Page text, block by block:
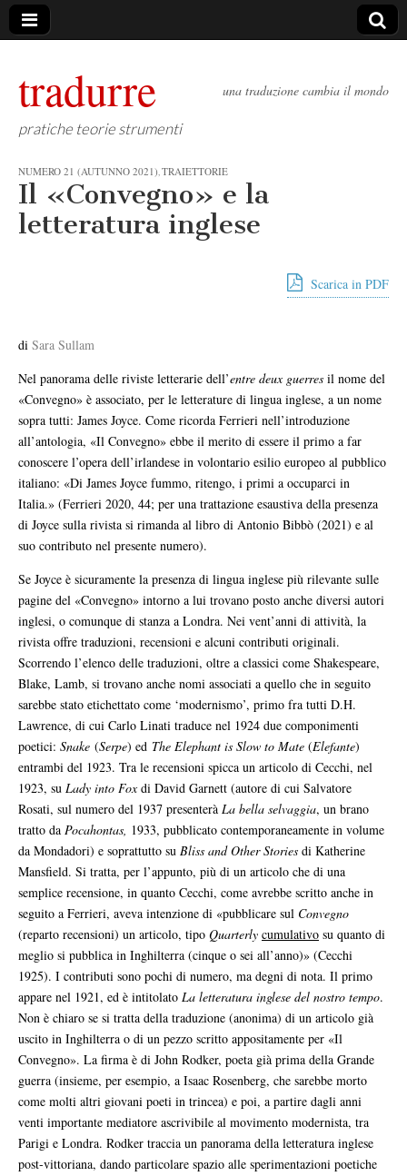
tradurre
pratiche teorie strumenti
una traduzione cambia il mondo
NUMERO 21 (AUTUNNO 2021) TRAIETTORIE
Il «Convegno» e la
letteratura inglese
Scarica in PDF
di Sara Sullam
Nel panorama delle riviste letterarie dell’entre deux guerres il nome del
«Convegno» è associato, per le letterature di lingua inglese, a un nome
sopra tutti: James Joyce. Come ricorda Ferrieri nell’introduzione
all’antologia, «Il Convegno» ebbe il merito di essere il primo a far
conoscere l’opera dell’irlandese in volontario esilio europeo al pubblico
italiano: «Di James Joyce fummo, ritengo, i primi a occuparci in
Italia.» (Ferrieri 2020, 44; per una trattazione esaustiva della presenza
di Joyce sulla rivista si rimanda al libro di Antonio Bibbò (2021) e al
suo contributo nel presente numero).
Se Joyce è sicuramente la presenza di lingua inglese più rilevante sulle
pagine del «Convegno» intorno a lui trovano posto anche diversi autori
inglesi, o comunque di stanza a Londra. Nei vent’anni di attività, la
rivista offre traduzioni, recensioni e alcuni contributi originali.
Scorrendo l’elenco delle traduzioni, oltre a classici come Shakespeare,
Blake, Lamb, si trovano anche nomi associati a quello che in seguito
sarebbe stato etichettato come ‘modernismo’, primo fra tutti D.H.
Lawrence, di cui Carlo Linati traduce nel 1924 due componimenti
poetici: Snake (Serpe) ed The Elephant is Slow to Mate (Elefante)
entrambi del 1923. Tra le recensioni spicca un articolo di Cecchi, nel
1923, su Lady into Foxdi David Garnett (autore di cui Salvatore
Rosati, sul numero del 1937 presenterà La bella selvaggia, un brano
tratto da Pocahontas, 1933, pubblicato contemporaneamente in volume
da Mondadori) e soprattutto su Bliss and Other Stories di Katherine
Mansfield. Si tratta, per l’appunto, più di un articolo che di una
semplice recensione, in quanto Cecchi, come avrebbe scritto anche in
seguito a Ferrieri, aveva intenzione di «pubblicare sul Convegno
(reparto recensioni) un articolo, tipo Quarterly cumulativo su quanto di
meglio si pubblica in Inghilterra (cinque o sei all’anno)» (Cecchi
1925). I contributi sono pochi di numero, ma degni di nota. Il primo
appare nel 1921, ed è intitolato La letteratura inglese del nostro tempo.
Non è chiaro se si tratta della traduzione (anonima) di un articolo già
uscito in Inghilterra o di un pezzo scritto appositamente per «Il
Convegno». La firma è di John Rodker, poeta già prima della Grande
guerra (insieme, per esempio, a Isaac Rosenberg, che sarebbe morto
come molti altri giovani poeti in trincea) e poi, a partire dagli anni
venti importante mediatore ascrivibile al movimento modernista, tra
Parigi e Londra. Rodker traccia un panorama della letteratura inglese
post-vittoriana, dando particolare spazio alle sperimentazioni poetiche